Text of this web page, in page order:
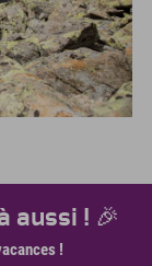
aussi ! 🎉
!